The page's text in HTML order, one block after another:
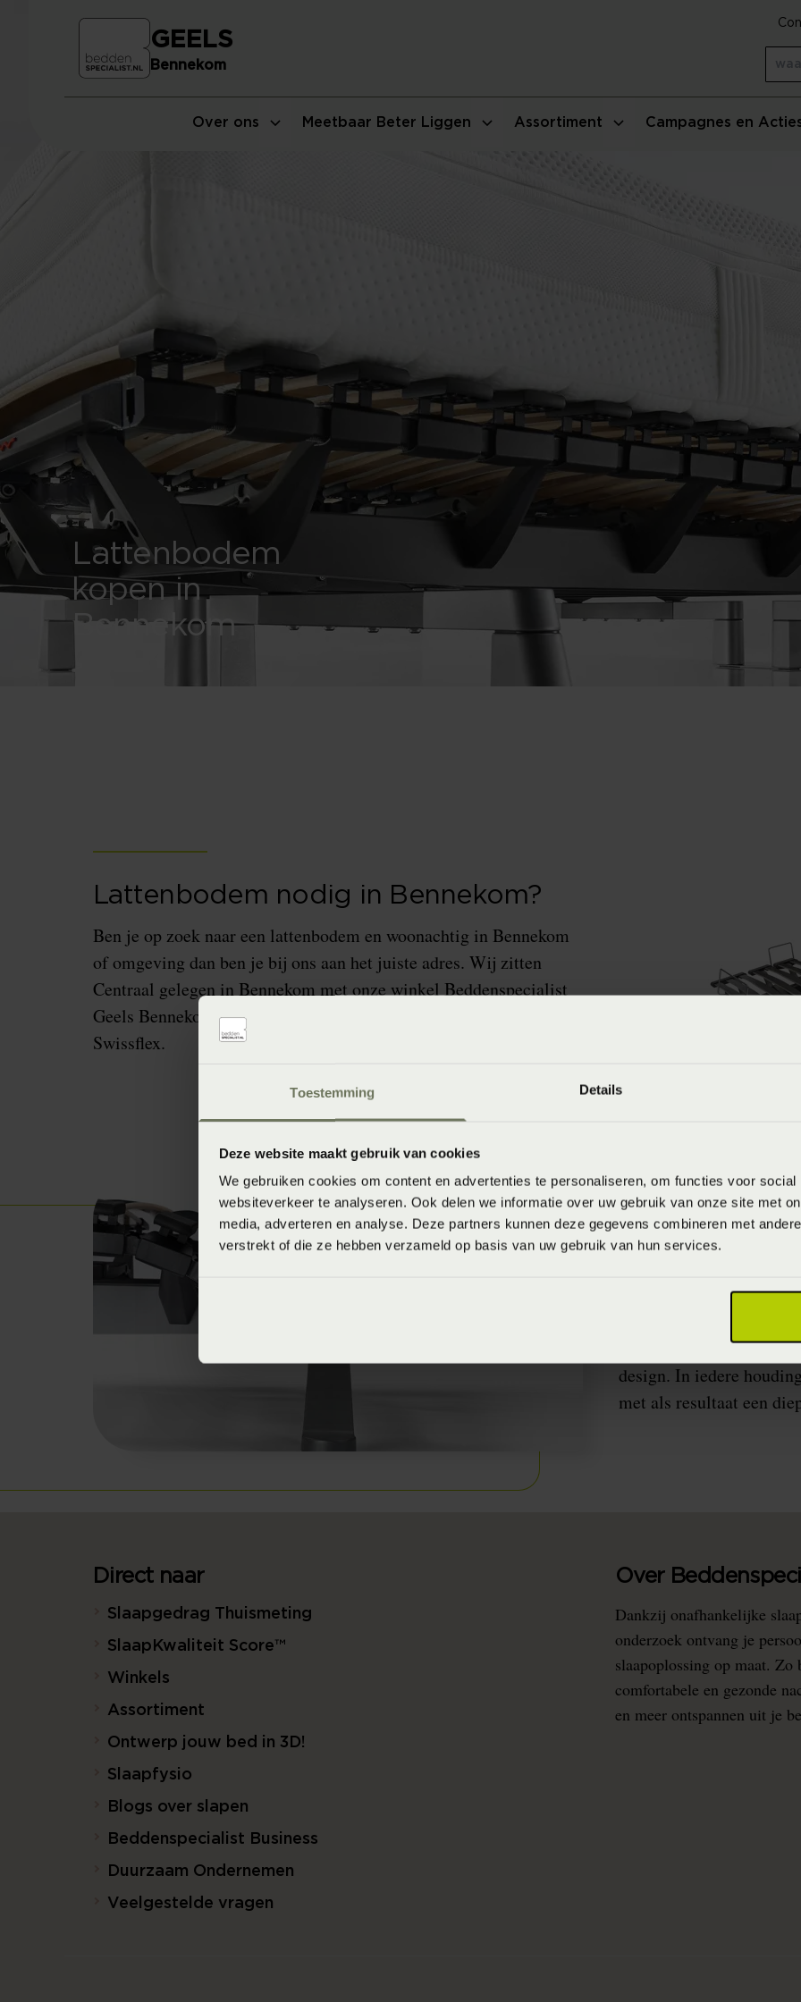
Toestemming Details
Deze website maakt gebruik van cookies
We gebruiken cookies om content en advertenties te personaliseren, om functies voor social
websiteverkeer te analyseren. Ook delen we informatie over uw gebruik van onze site met
media, adverteren en analyse. Deze partners kunnen deze gegevens combineren met
verstrekt of die ze hebben verzameld op basis van uw gebruik van hun services.
Over ons Meetbaar Beter Liggen Assortiment Campagnes en
GEELS
Bennekom
Lattenbodem
kopen in
Bennekom
Lattenbodem nodig in Bennekom?
Ben je op zoek naar een lattenbodem en woonachtig in Bennekom
of omgeving dan ben je bij ons aan het juiste adres. Wij zitten
Centraal gelegen in Bennekom met onze winkel Beddenspecialist
Geels Bennekom en bieden de beste design lattenbodems van
Swissflex.
Het perfecte
Als je van techniek
Swissflex staat al 60
topkwaliteit. In de
technische expertise
design. In iedere
met als resultaat een
Direct naar
Slaapgedrag Thuismeting
SlaapKwaliteit Score™
Winkels
Assortiment
Ontwerp jouw bed in 3D!
Slaapfysio
Blogs over slapen
Beddenspecialist Business
Duurzaam Ondernemen
Veelgestelde vragen
Over
Dankzij onafhankelijke
onderzoek ontvang je
slaapoplossing op maat.
comfortabele en gezonde
en meer ontspannen uit je